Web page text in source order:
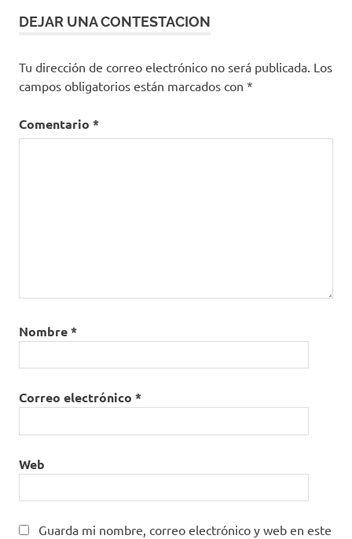
DEJAR UNA CONTESTACION
Tu dirección de correo electrónico no será publicada. Los
campos obligatorios están marcados con *
Comentario *
Nombre*
Correo electrónico *
Web
Guarda mi nombre, correo electrónico y web en este